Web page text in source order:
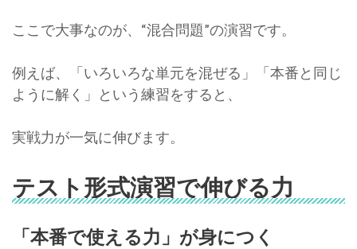
ここで大事なのが、“混合問題”の演習です。
例えば、「いろいろな単元を混ぜる」「本番と同じ
ように解く」という練習をすると、
実戦力が一気に伸びます。
テスト形式演習で伸びる力
「本番で使える力」が身につく